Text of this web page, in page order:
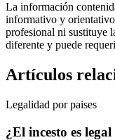
La información
informativo y
profesional ni sustituye
diferente y puede
Artículos
Legalidad por paises
¿El incesto es